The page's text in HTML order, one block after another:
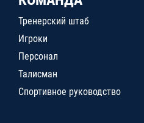
Тренерский штаб
Игроки
Персонал
Талисман
Спортивное руководство